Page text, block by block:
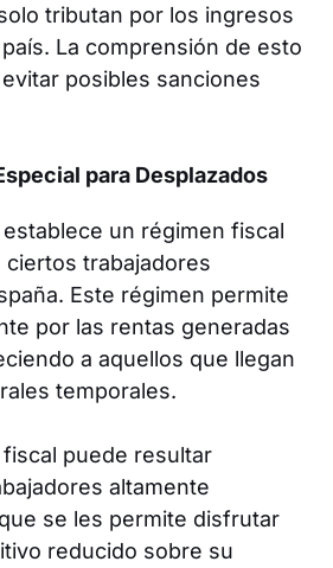
tributan por los ingresos
La comprensión de esto
posibles sanciones
para Desplazados
un régimen fiscal
trabajadores
Este régimen permite
por las rentas generadas
a aquellos que llegan
temporales.
puede resultar
altamente
se les permite disfrutar
reducido sobre su